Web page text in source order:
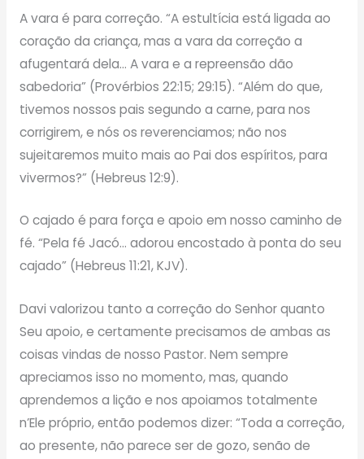
A vara é para correção. “A estultícia está ligada ao
coração da criança, mas a vara da correção a
afugentará dela… A vara e a repreensão dão
sabedoria” (Provérbios 22:15; 29:15). “Além do que,
tivemos nossos pais segundo a carne, para nos
corrigirem, e nós os reverenciamos; não nos
sujeitaremos muito mais ao Pai dos espíritos, para
vivermos?” (Hebreus 12:9).
O cajado é para força e apoio em nosso caminho de
fé. “Pela fé Jacó… adorou encostado à ponta do seu
cajado” (Hebreus 11:21, KJV).
Davi valorizou tanto a correção do Senhor quanto
Seu apoio, e certamente precisamos de ambas as
coisas vindas de nosso Pastor. Nem sempre
apreciamos isso no momento, mas, quando
aprendemos a lição e nos apoiamos totalmente
n’Ele próprio, então podemos dizer: “Toda a correção,
ao presente, não parece ser de gozo, senão de